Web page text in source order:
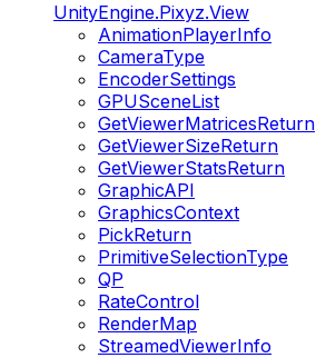
UnityEngine.Pixyz.View
AnimationPlayerInfo
CameraType
EncoderSettings
GPUSceneList
GetViewerMatricesReturn
GetViewerSizeReturn
GetViewerStatsReturn
GraphicAPI
GraphicsContext
PickReturn
PrimitiveSelectionType
QP
RateControl
RenderMap
StreamedViewerInfo